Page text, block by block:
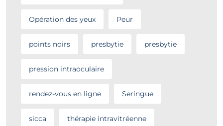
Opération des yeux Peur
points noirs presbytie presbytie
pression intraoculaire
rendez-vous en ligne Seringue
sicca thérapie intravitréenne